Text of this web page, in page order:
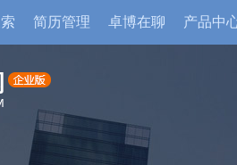
简历管理 卓博在聊 产品中